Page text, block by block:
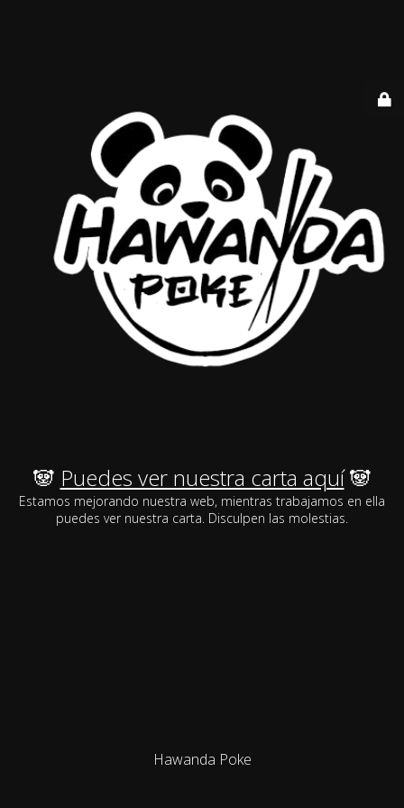
🐼 Puedes ver nuestra carta aquí🐼
Estamos mejorando nuestra web, mientras trabajamos en ella
puedes ver nuestra carta. Disculpen las molestias.
Hawanda Poke